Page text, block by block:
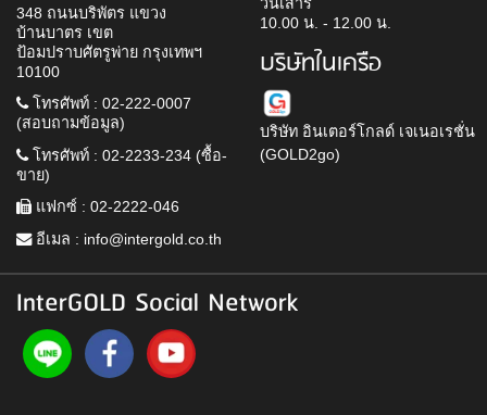
348 ถนนบริพัตร แขวง
บ้านบาตร เขต
ป้อมปราบศัตรูพ่าย กรุงเทพฯ
10100
โทรศัพท์ : 02-222-0007
(สอบถามข้อมูล)
โทรศัพท์ : 02-2233-234 (ซื้อ-
ขาย)
แฟกซ์ : 02-2222-046
อีเมล : info@intergold.co.th
10.00 น. - 12.00 น.
บริษัทในเครือ
บริษัท อินเตอร์โกลด์ เจเนอเรชั่น
(GOLD2go)
InterGOLD Social Network